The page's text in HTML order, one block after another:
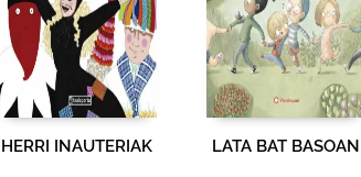
HERRI INAUTERIAK LATA BAT BASOAN